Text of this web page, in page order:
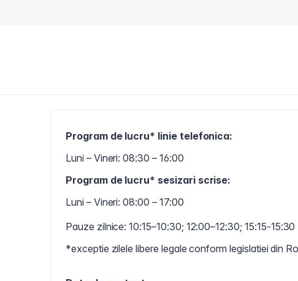
Program de lucru* linie telefonica:
Luni – Vineri: 08:30 – 16:00
Program de lucru* sesizari scrise:
Luni – Vineri: 08:00 – 17:00
Pauze zilnice: 10:15–10:30; 12:00–12:30; 15:15-15:30
*exceptie zilele libere legale conform legislatiei din